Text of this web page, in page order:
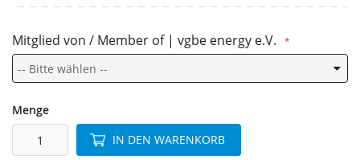
Mitglied von / Member of | vgbe energy e.V.
Menge
IN DEN WARENKORB